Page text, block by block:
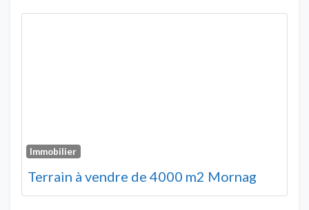
Immobilier
Terrain à vendre de 4000 m2 Mornag